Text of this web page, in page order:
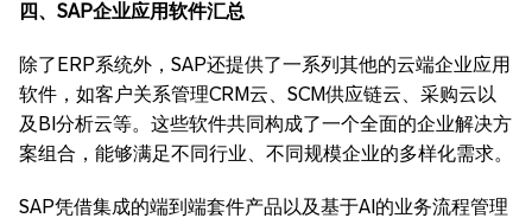
四、SAP企业应用软件汇总
除了ERP系统外，SAP还提供了一系列其他的云端企业应用
软件，如客户关系管理CRM云、SCM供应链云、采购云以
及BI分析云等。这些软件共同构成了一个全面的企业解决方
案组合，能够满足不同行业、不同规模企业的多样化需求。
SAP凭借集成的端到端套件产品以及基于AI的业务流程管理